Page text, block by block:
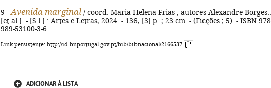
9 - Avenida marginal / coord. Maria Helena Frias ; autores Alexandre Borges...
[et al.]. - [S.l.] : Artes e Letras, 2024. - 136, [3] p. ; 23 cm. - (Ficções ; 5). - ISBN
989-53100-3-6
Link persistente: http://id.bnportugal.gov.pt/bib/bibnacional/2166537
ADICIONAR À LISTA